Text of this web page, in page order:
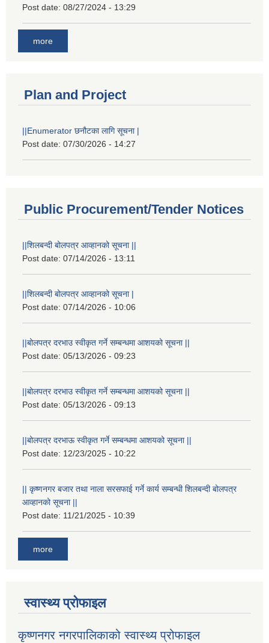
Post date: 08/27/2024 - 13:29
more
Plan and Project
||Enumerator छनौटका लागि सूचना |
Post date: 07/30/2026 - 14:27
Public Procurement/Tender Notices
||शिलबन्दी बोलपत्र आव्हानको सूचना ||
Post date: 07/14/2026 - 13:11
||शिलबन्दी बोलपत्र आव्हानको सूचना |
Post date: 07/14/2026 - 10:06
||बोलपत्र दरभाउ स्वीकृत गर्ने सम्बन्धमा आशयको सूचना ||
Post date: 05/13/2026 - 09:23
||बोलपत्र दरभाउ स्वीकृत गर्ने सम्बन्धमा आशयको सूचना ||
Post date: 05/13/2026 - 09:13
||बोलपत्र दरभाऊ स्वीकृत गर्ने सम्बन्धमा आशयको सूचना ||
Post date: 12/23/2025 - 10:22
|| कृष्णनगर बजार तथा नाला सरसफाई गर्ने कार्य सम्बन्धी शिलबन्दी बोलपत्र
आव्हानको सूचना ||
Post date: 11/21/2025 - 10:39
more
स्वास्थ्य प्रोफाइल
कृष्णनगर नगरपालिकाको स्वास्थ्य प्रोफाइल